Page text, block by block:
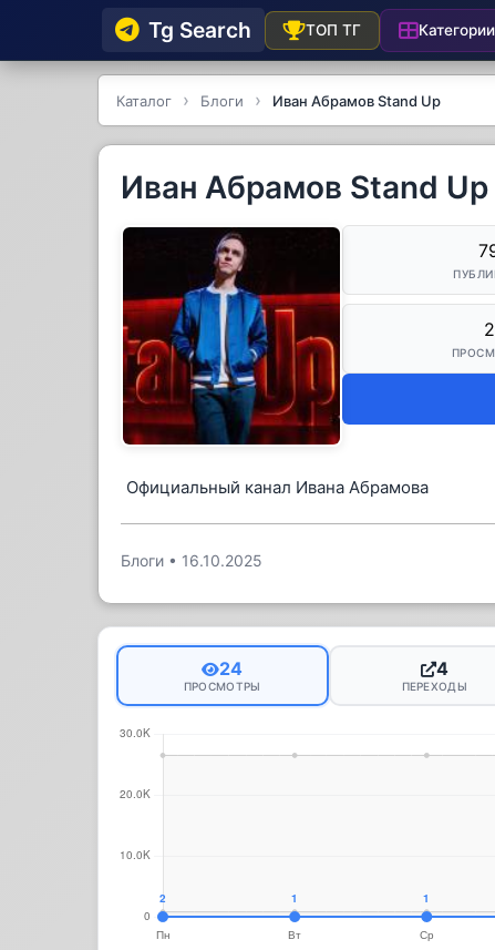
Tg Searсh ТОП ТГ Категории
Каталог Блоги Иван Абрамов Stand Up
Иван Абрамов Stand Up
Официальный канал Ивана Абрамова
Блоги • 16.10.2025
24
ПРОСМОТРЫ
4
ПЕРЕХОДЫ